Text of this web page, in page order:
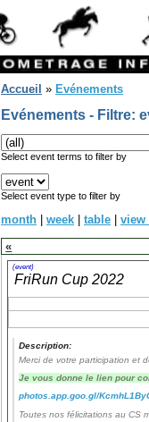
Accueil » Evénements
Evénements - Filtre:
Select event terms to filter by
Select event type to filter by
month week table
view
«
(event)
FriRun Cup 2022
Description:
Merci de votre participation et
Je vous donne le lien pour
photos.app.goo.gl/
Toutes nos félicitations au CS